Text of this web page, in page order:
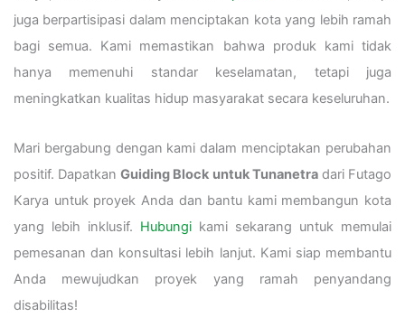
juga berpartisipasi dalam menciptakan kota yang lebih ramah
bagi semua. Kami memastikan bahwa produk kami tidak
hanya memenuhi standar keselamatan, tetapi juga
meningkatkan kualitas hidup masyarakat secara keseluruhan.
Mari bergabung dengan kami dalam menciptakan perubahan
positif. DapatkanGuiding Block untuk Tunanetradari Futago
Karya untuk proyek Anda dan bantu kami membangun kota
yang lebih inklusif. Hubungi kami sekarang untuk memulai
pemesanan dan konsultasi lebih lanjut. Kami siap membantu
Anda mewujudkan proyek yang ramah penyandang
disabilitas!